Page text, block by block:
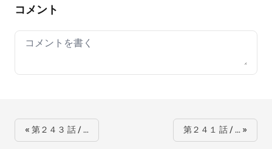
コメント
Your comment
« 第２４３ 話 / … 第２４１ 話 / … »